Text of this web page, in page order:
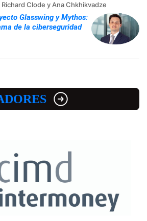
Clode y Ana Chkhikvadze
Glasswing y Mythos:
de la ciberseguridad